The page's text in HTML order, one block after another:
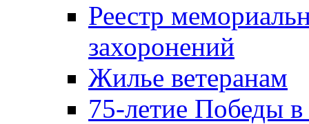
Реестр
захоронений
Жилье ветеранам
75-летие Победы